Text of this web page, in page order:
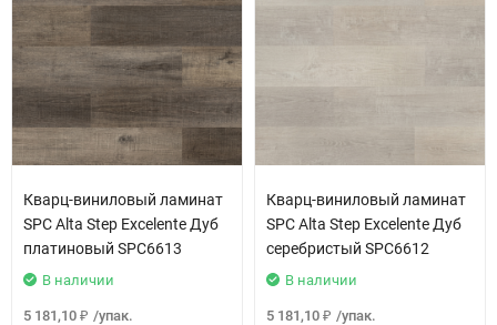
Кварц-виниловый ламинат
SPC Alta Step Excelente Дуб
платиновый SPC6613
В наличии
5 181,10 ₽ /упак.
Кварц-виниловый ламинат
SPC Alta Step Excelente Дуб
серебристый SPC6612
В наличии
5 181,10 ₽ /упак.